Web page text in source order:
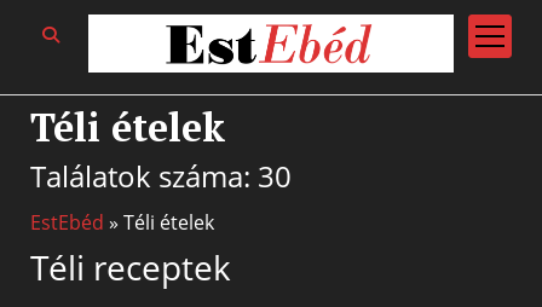
open
menu
Téli ételek
Találatok száma: 30
EstEbéd » Téli ételek
Téli receptek